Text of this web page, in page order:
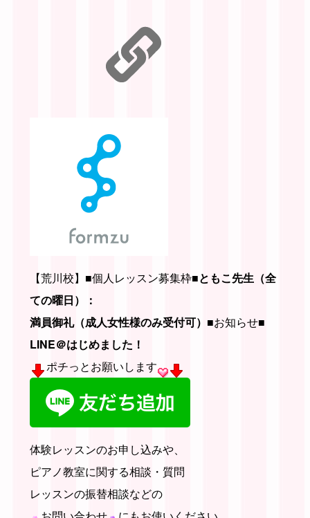
【荒川校】■個人レッスン募集枠■ともこ先生（全
ての曜日）：
満員御礼（成人女性様のみ受付可） ■お知らせ■
LINE＠はじめました！
ポチっとお願いします
体験レッスンのお申し込みや、
ピアノ教室に関する相談・質問
レッスンの振替相談などの